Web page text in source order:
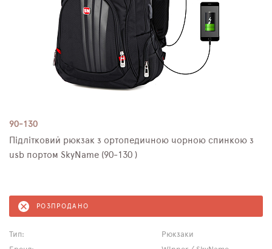
90-130
Підлітковий рюкзак з ортопедичною чорною спинкою з
usb портом SkyName (90-130 )
РОЗПРОДАНО
Тип:
Рюкзаки